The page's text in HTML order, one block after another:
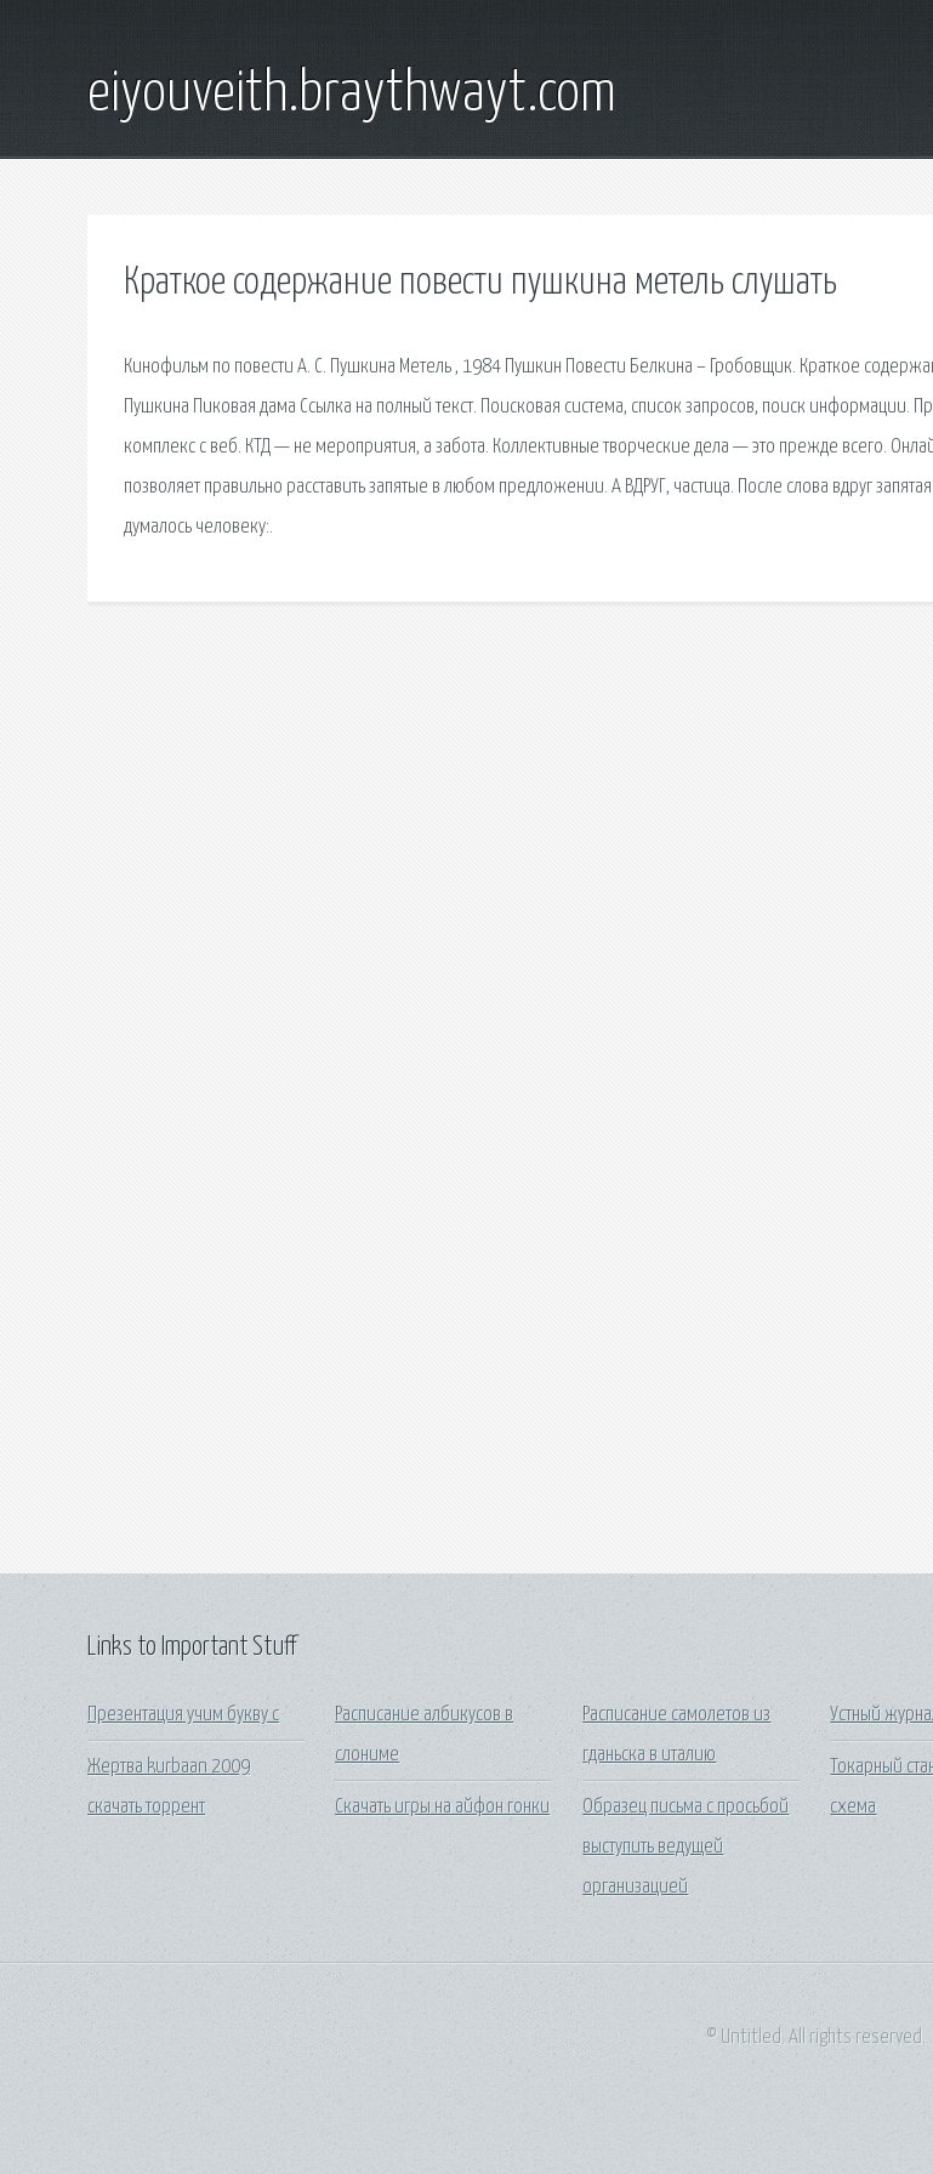
eiyouveith.braythwayt.com
Краткое содержание повести пушкина метель слушать
Кинофильм по повести А. С. Пушкина Метель , 1984 Пушкин Повести Белкина – Гробовщик. Краткое
Пушкина Пиковая дама Ссылка на полный текст. Поисковая сиcтема, список запросов, поиск информации.
комплекс с веб. КТД — не мероприятия, а забота. Коллективные творческие дела — это прежде всего.
позволяет правильно расставить запятые в любом предложении. А ВДРУГ, частица. После слова вдруг
думалось человеку:.
Links to Important Stuff
Презентация учим букву с
Жертва kurbaan 2009
скачать торрент
Расписание албикусов в
слониме
Скачать игры на айфон гонки
Расписание самолетов из
гданьска в италию
Образец письма с просьбой
выступить ведущей
организацией
Устный
Токарный
схема
© Untitled. All rights reserved.